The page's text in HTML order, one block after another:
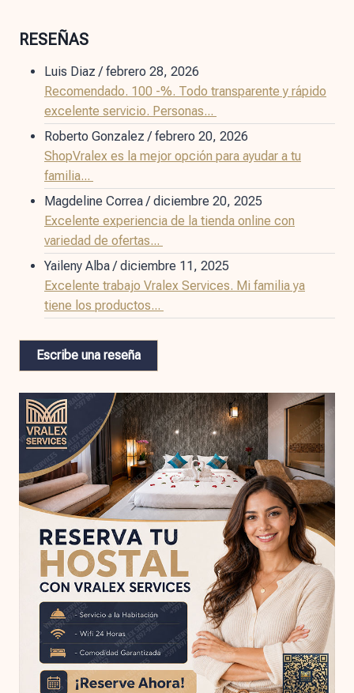
RESEÑAS
Luis Diaz /febrero 28, 2026
Recomendado. 100 -%. Todo transparente y rápido
excelente servicio. Personas...
Roberto Gonzalez /febrero 20, 2026
ShopVralex es la mejor opción para ayudar a tu
familia...
Magdeline Correa /diciembre 20, 2025
Excelente experiencia de la tienda online con
variedad de ofertas...
Yaileny Alba /diciembre 11, 2025
Excelente trabajo Vralex Services. Mi familia ya
tiene los productos...
Escribe una reseña